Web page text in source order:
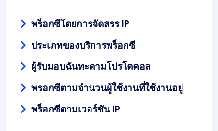
พร็อกซีโดยการจัดสรร IP
ประเภทของบริการพร็อกซี
ผู้รับมอบฉันทะตามโปรโตคอล
พรอกซีตามจำนวนผู้ใช้งานที่ใช้งานอยู่
พร็อกซีตามเวอร์ชัน IP